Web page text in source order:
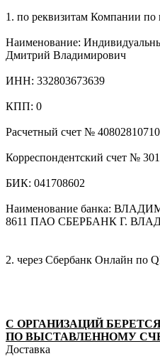
1. по реквизитам Компании по
Наименование:
Дмитрий Владимирович
ИНН: 332803673639
КПП: 0
Расчетный счет №
Корреспондентский счет №
БИК: 041708602
Наименование банка:
8611 ПАО СБЕРБАНК Г.
2. через Сбербанк Онлайн по
С ОРГАНИЗАЦИЙ
ПО ВЫСТАВЛЕННОМУ
Доставка